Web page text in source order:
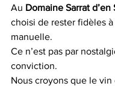
Au Domaine Sarrat d’en
choisi de rester fidèles
manuelle.
Ce n’est pas par
conviction.
Nous croyons que le vin